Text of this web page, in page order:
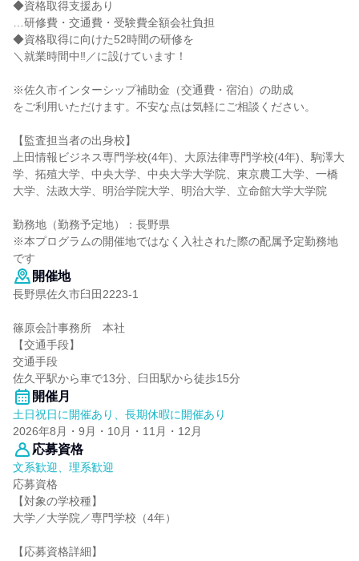
◆資格取得支援あり
…研修費・交通費・受験費全額会社負担
◆資格取得に向けた52時間の研修を
＼就業時間中‼／に設けています！
※佐久市インターシップ補助金（交通費・宿泊）の助成
をご利用いただけます。不安な点は気軽にご相談ください。
【監査担当者の出身校】
上田情報ビジネス専門学校(4年)、大原法律専門学校(4年)、駒澤大
学、拓殖大学、中央大学、中央大学大学院、東京農工大学、一橋
大学、法政大学、明治学院大学、明治大学、立命館大学大学院
勤務地（勤務予定地）：長野県
※本プログラムの開催地ではなく入社された際の配属予定勤務地
です
開催地
長野県佐久市臼田2223-1
篠原会計事務所 本社
【交通手段】
交通手段
佐久平駅から車で13分、臼田駅から徒歩15分
開催月
土日祝日に開催あり、長期休暇に開催あり
2026年8月・9月・10月・11月・12月
応募資格
文系歓迎、理系歓迎
応募資格
【対象の学校種】
大学／大学院／専門学校（4年）
【応募資格詳細】